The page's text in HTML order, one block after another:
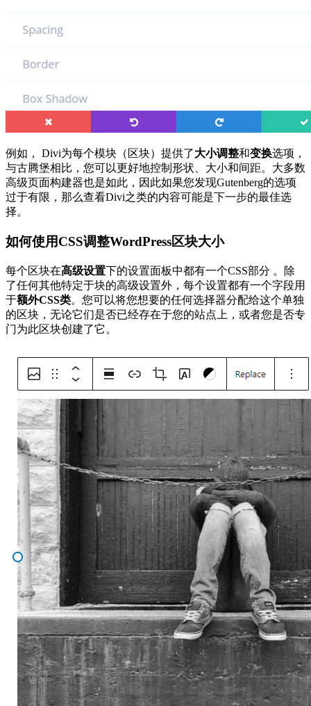
例如， Divi为每个模块（区块）提供了大小调整和变换选项，
与古腾堡相比，您可以更好地控制形状、大小和间距。大多数
高级页面构建器也是如此，因此如果您发现Gutenberg的选项
过于有限，那么查看Divi之类的内容可能是下一步的最佳选
择。
如何使用CSS调整WordPress区块大小
每个区块在高级设置下的设置面板中都有一个CSS部分 。除
了任何其他特定于块的高级设置外，每个设置都有一个字段用
于额外CSS类。您可以将您想要的任何选择器分配给这个单独
的区块，无论它们是否已经存在于您的站点上，或者您是否专
门为此区块创建了它。